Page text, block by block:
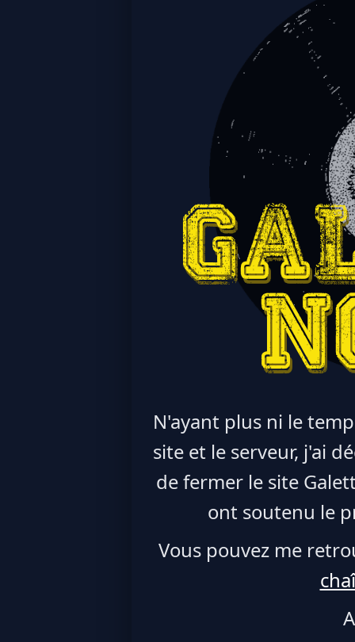
N'ayant plus ni le
site et le serveur, j'ai
de fermer le site
ont soutenu le
Vous pouvez me